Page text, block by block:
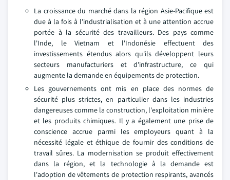
La croissance du marché dans la région Asie-Pacifique est
due à la fois à l'industrialisation et à une attention accrue
portée à la sécurité des travailleurs. Des pays comme
l'Inde, le Vietnam et l'Indonésie effectuent des
investissements étendus alors qu'ils développent leurs
secteurs manufacturiers et d'infrastructure, ce qui
augmente la demande en équipements de protection.
Les gouvernements ont mis en place des normes de
sécurité plus strictes, en particulier dans les industries
dangereuses comme la construction, l'exploitation minière
et les produits chimiques. Il y a également une prise de
conscience accrue parmi les employeurs quant à la
nécessité légale et éthique de fournir des conditions de
travail sûres. La modernisation se produit effectivement
dans la région, et la technologie à la demande est
l'adoption de vêtements de protection respirants, avancés